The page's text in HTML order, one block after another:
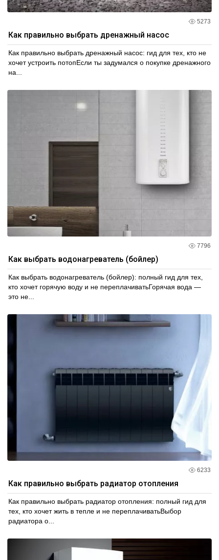
5273
Как правильно выбрать дренажный насос
Как правильно выбрать дренажный насос: гид для тех, кто не
хочет устроить потопЕсли ты задумался о покупке дренажного
на...
7796
Как выбрать водонагреватель (бойлер)
Как выбрать водонагреватель (бойлер): полный гид для тех,
кто хочет горячую воду и не переплачиватьГорячая вода —
это не...
6233
Как правильно выбрать радиатор отопления
Как правильно выбрать радиатор отопления: полный гид для
тех, кто хочет жить в тепле и не переплачиватьВыбор
радиатора о...